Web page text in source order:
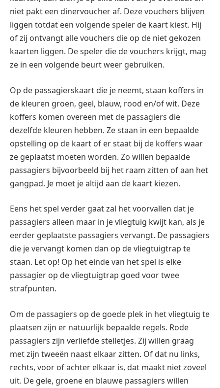
niet pakt een dinervoucher af. Deze vouchers blijven
liggen totdat een volgende speler de kaart kiest. Hij
of zij ontvangt alle vouchers die op de niet gekozen
kaarten liggen. De speler die de vouchers krijgt, mag
ze in een volgende beurt weer gebruiken.
Op de passagierskaart die je neemt, staan koffers in
de kleuren groen, geel, blauw, rood en/of wit. Deze
koffers komen overeen met de passagiers die
dezelfde kleuren hebben. Ze staan in een bepaalde
opstelling op de kaart of er staat bij de koffers waar
ze geplaatst moeten worden. Zo willen bepaalde
passagiers bijvoorbeeld bij het raam zitten of aan het
gangpad. Je moet je altijd aan de kaart kiezen.
Eens het spel verder gaat zal het voorvallen dat je
passagiers alleen maar in je vliegtuig kwijt kan, als je
eerder geplaatste passagiers vervangt. De passagiers
die je vervangt komen dan op de vliegtuigtrap te
staan. Let op! Op het einde van het spel is elke
passagier op de vliegtuigtrap goed voor twee
strafpunten.
Om de passagiers op de goede plek in het vliegtuig te
plaatsen zijn er natuurlijk bepaalde regels. Rode
passagiers zijn verliefde stelletjes. Zij willen graag
met zijn tweeën naast elkaar zitten. Of dat nu links,
rechts, voor of achter elkaar is, dat maakt niet zoveel
uit. De gele, groene en blauwe passagiers willen